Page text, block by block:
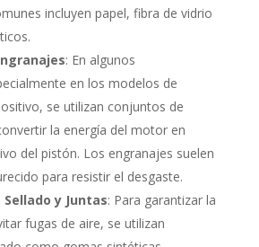
incluyen papel, fibra de vidrio
: En algunos
en los modelos de
se utilizan conjuntos de
la energía del motor en
del pistón. Los engranajes suelen
para resistir el desgaste.
y Juntas: Para garantizar la
fugas de aire, se utilizan